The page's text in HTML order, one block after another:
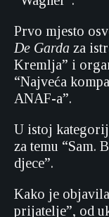
Prvo mjesto
De Garda za
Kremlja” i
“Najveća
ANAF-a”.
U istoj
za temu “Sam.
djece”.
Kako je
prijatelje”, od